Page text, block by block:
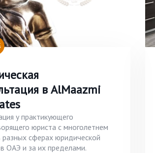
в AlMaazmi
у практикующего
юриста с многолетнем
сферах юридической
ОАЭ и за их пределами.